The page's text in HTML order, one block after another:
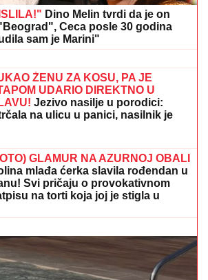
Dino Melin tvrdi da je on
Ceca posle 30 godina
sam je Marini"
Top 5! Reči legendarnog Hrvata
odjekuju
Jezivo nasilje u porodici:
na ulicu u panici, nasilnik je
prolaznici sprečili katastrofu